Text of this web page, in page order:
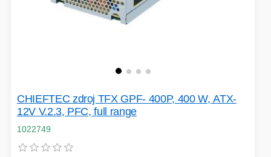
CHIEFTEC zdroj TFX GPF- 400P, 400 W, ATX-
12V V.2.3, PFC, full range
1022749